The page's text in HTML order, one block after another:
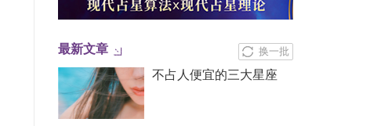
换一批
最新文章
不占人便宜的三大星座